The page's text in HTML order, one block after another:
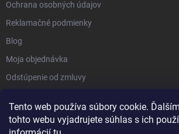
Tento web používa súbory cookie.
tohto webu vyjadrujete súhlas s ich
Ochrana osobných údajov
Reklamačné podmienky
Blog
Moja objednávka
Odstúpenie od zmluvy